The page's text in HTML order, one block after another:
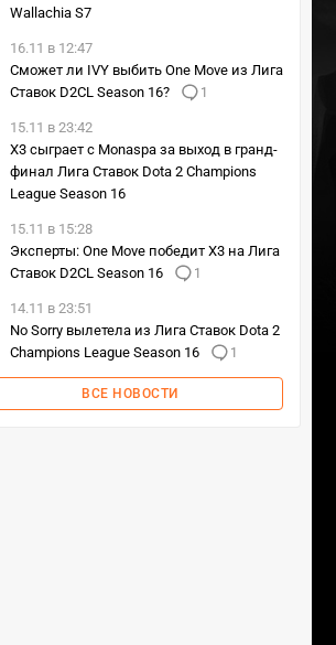
Wallachia S7
16.11 в 12:47
Сможет ли IVY выбить One Move из Лига
Ставок D2CL Season 16?
1
15.11 в 23:42
X3 сыграет с Monaspa за выход в гранд-
финал Лига Ставок Dota 2 Champions
League Season 16
15.11 в 15:28
Эксперты: One Move победит X3 на Лига
Ставок D2CL Season 16
1
14.11 в 23:51
No Sorry вылетела из Лига Ставок Dota 2
Champions League Season 16
1
ВСЕ НОВОСТИ